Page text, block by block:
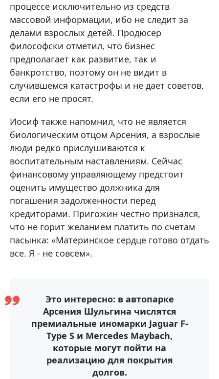
процессе исключительно из средств
массовой информации, ибо не следит за
делами взрослых детей. Продюсер
философски отметил, что бизнес
предполагает как развитие, так и
банкротство, поэтому он не видит в
случившемся катастрофы и не дает советов,
если его не просят.
Иосиф также напомнил, что не является
биологическим отцом Арсения, а взрослые
люди редко прислушиваются к
воспитательным наставлениям. Сейчас
финансовому управляющему предстоит
оценить имущество должника для
погашения задолженности перед
кредиторами. Пригожин честно признался,
что не горит желанием платить по счетам
пасынка: «Материнское сердце готово отдать
все. Я - не совсем».
Это интересно: в автопарке
Арсения Шульгина числятся
премиальные иномарки Jaguar F-
Type S и Mercedes Maybach,
которые могут пойти на
реализацию для покрытия
долгов.